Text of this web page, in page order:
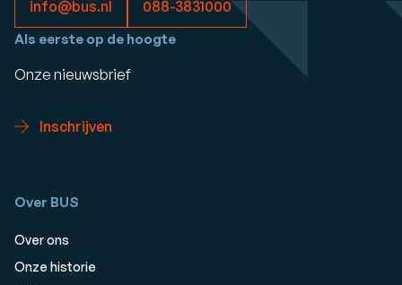
info@bus.nl 088-3831000
Als eerste op de hoogte
Onze nieuwsbrief
Inschrijven
Over BUS
Over ons
Onze historie